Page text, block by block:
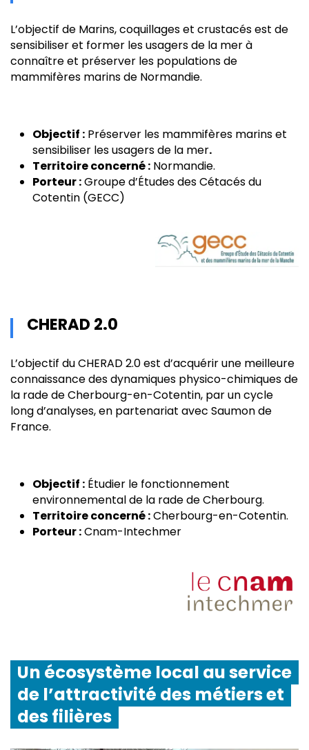
L’objectif de Marins, coquillages et crustacés est de
sensibiliser et former les usagers de la mer à
connaître et préserver les populations de
mammifères marins de Normandie.
Objectif : Préserver les mammifères marins et
sensibiliser les usagers de la mer.
Territoire concerné : Normandie.
Porteur :Groupe d’Études des Cétacés du
Cotentin (GECC)
CHERAD 2.0
L’objectif du CHERAD 2.0 est d’acquérir une meilleure
connaissance des dynamiques physico-chimiques de
la rade de Cherbourg-en-Cotentin, par un cycle
long d’analyses, en partenariat avec Saumon de
France.
Objectif : Étudier le fonctionnement
environnemental de la rade de Cherbourg.
Territoire concerné :Cherbourg-en-Cotentin.
Porteur :Cnam-Intechmer
Un écosystème local au service
de l’attractivité des métiers et
des filières